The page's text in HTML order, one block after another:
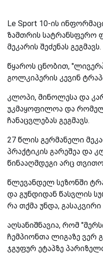
Le Sport 10-ის
ზამთრის სატრანსფერო
მეკარის შეძენას გეგმავს.
წყაროს ცნობით,
გოლკიპერის კევინ
კლოპი, მინოლესა და
უკმაყოფილოა და
ჩანაცვლებას გეგმავს.
27 წლის გერმანელი
პრაქტიკის გარეშეა და
წინააღმდეგი არც
წლევანდელ სეზონში
და გუნდიდან წასვლის
რა თქმა უნდა,
აღსანიშნავია, რომ
ჩემპიონთა ლიგაზე ვერ
ჯგუფურ ეტაპზე